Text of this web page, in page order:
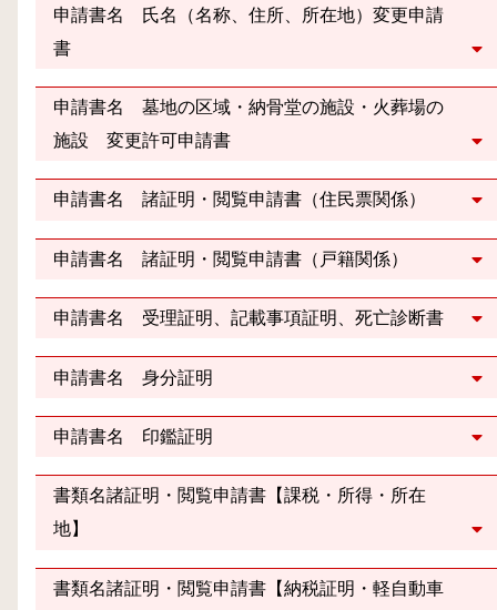
申請書名 氏名（名称、住所、所在地）変更申請
書
申請書名 墓地の区域・納骨堂の施設・火葬場の
施設 変更許可申請書
申請書名 諸証明・閲覧申請書（住民票関係）
申請書名 諸証明・閲覧申請書（戸籍関係）
申請書名 受理証明、記載事項証明、死亡診断書
申請書名 身分証明
申請書名 印鑑証明
書類名諸証明・閲覧申請書【課税・所得・所在
地】
書類名諸証明・閲覧申請書【納税証明・軽自動車